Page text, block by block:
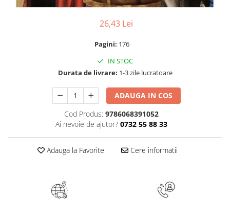
Sanatate
Medicina & Farmacie
Medicina Pentru Toti
Sport
Starea de bine
26,43 Lei
Pagini: 176
IN STOC
Durata de livrare: 1-3 zile lucratoare
ADAUGA IN COS
Cod Produs: 9786068391052
Ai nevoie de ajutor? 0732 55 88 33
Adauga la Favorite Cere informatii